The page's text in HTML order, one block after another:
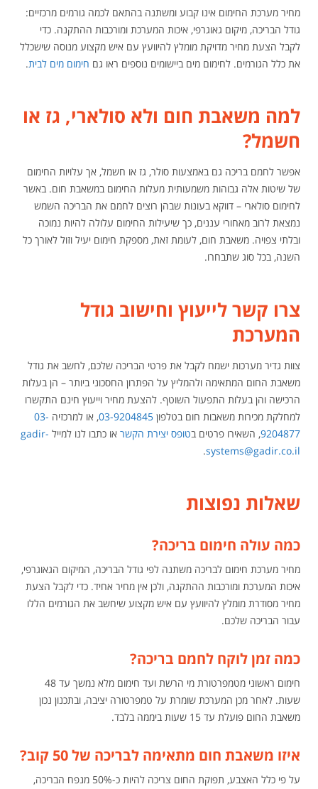
מחיר מערכת החימום אינו קבוע ומשתנה בהתאם לכמה גורמים מרכזיים:
גודל הבריכה, מיקום גאוגרפי, איכות המערכת ומורכבות ההתקנה. כדי
לקבל הצעת מחיר מדויקת מומלץ להיוועץ עם איש מקצוע מנוסה שישכלל
את כלל הגורמים. לחימום מים ביישומים נוספים ראו גם חימום מים לבית.
למה משאבת חום ולא סולארי, גז או
חשמל?
אפשר לחמם בריכה גם באמצעות סולר, גז או חשמל, אך עלויות החימום
של שיטות אלה גבוהות משמעותית מעלות החימום במשאבת חום. באשר
לחימום סולארי – דווקא בעונות שבהן רוצים לחמם את הבריכה השמש
נמצאת לרוב מאחורי עננים, כך שיעילות החימום עלולה להיות נמוכה
ובלתי צפויה. משאבת חום, לעומת זאת, מספקת חימום יעיל וזול לאורך כל
השנה, בכל סוג שתבחרו.
צרו קשר לייעוץ וחישוב גודל
המערכת
צוות גדיר מערכות ישמח לקבל את פרטי הבריכה שלכם, לחשב את גודל
משאבת החום המתאימה ולהמליץ על הפתרון החסכוני ביותר – הן בעלות
הרכישה והן בעלות התפעול השוטף. להצעת מחיר וייעוץ חינם התקשרו
למחלקת מכירות משאבות חום בטלפון 03-9204845, או למרכזיה 03-
9204877, השאירו פרטים בטופס יצירת הקשר או כתבו לנו למייל gadir-
systems@gadir.co.il
.
שאלות נפוצות
כמה עולה חימום בריכה?
מחיר מערכת חימום לבריכה משתנה לפי גודל הבריכה, המיקום הגאוגרפי,
איכות המערכת ומורכבות ההתקנה, ולכן אין מחיר אחיד. כדי לקבל הצעת
מחיר מסודרת מומלץ להיוועץ עם איש מקצוע שיחשב את הגורמים הללו
עבור הבריכה שלכם.
כמה זמן לוקח לחמם בריכה?
חימום ראשוני מטמפרטורת מי הרשת ועד חימום מלא נמשך עד 48
שעות. לאחר מכן המערכת שומרת על טמפרטורה יציבה, ובתכנון נכון
משאבת החום פועלת עד 15 שעות ביממה בלבד.
איזו משאבת חום מתאימה לבריכה של 50 קוב?
על פי כלל האצבע, תפוקת החום צריכה להיות כ-50% מנפח הבריכה,